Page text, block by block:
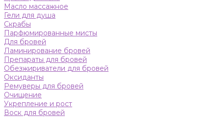
Масло массажное
Гели для душа
Скрабы
Парфюмированные мисты
Для бровей
Ламинирование бровей
Препараты для бровей
Обезжириватели для бровей
Оксиданты
Ремуверы для бровей
Очищение
Укрепление и рост
Воск для бровей